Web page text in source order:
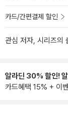
카드/간편결제 할인
관심 저자, 시리즈의
알라딘 30% 할인!
카드혜택 15% + 이